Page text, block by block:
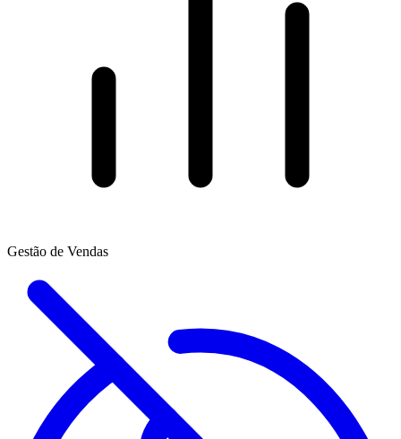
Gestão de Vendas